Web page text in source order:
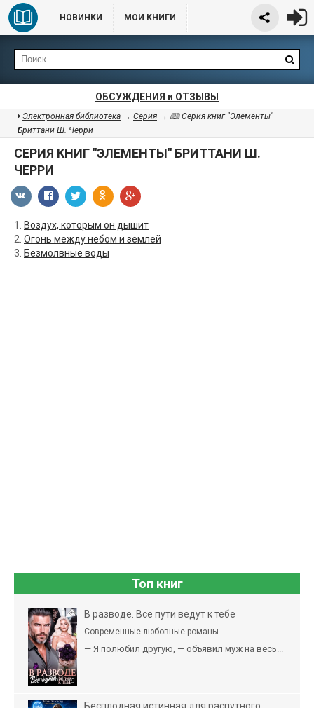
НОВИНКИ МОИ КНИГИ
ОБСУЖДЕНИЯ и ОТЗЫВЫ
Электронная библиотека → Серия → 🕮 Серия книг "Элементы"
Бриттани Ш. Черри
СЕРИЯ КНИГ "ЭЛЕМЕНТЫ" БРИТТАНИ Ш.
ЧЕРРИ
1.
Воздух, которым он дышит
2. Огонь между небом и землей
3. Безмолвные воды
Топ книг
В разводе. Все пути ведут к тебе
Современные любовные романы
— Я полюбил другую, — объявил муж на весь...